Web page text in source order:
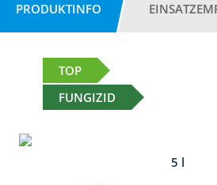
PRODUKTINFO
TOP
FUNGIZID
5 l